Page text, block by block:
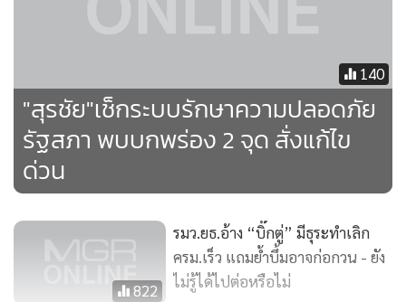
140
"สุรชัย"เช็กระบบรักษาความปลอดภัย
รัฐสภา พบบกพร่อง 2 จุด สั่งแก้ไข
ด่วน
822
รมว.ยธ.อ้าง “บิ๊กตู่” มีธุระทำเลิก
ครม.เร็ว แถมย้ำบึ้มอาจก่อกวน - ยัง
ไม่รู้ได้ไปต่อหรือไม่